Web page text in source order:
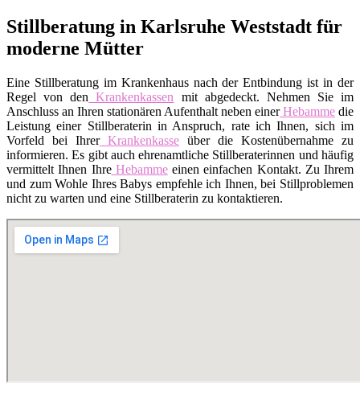
Stillberatung in Karlsruhe Weststadt für
moderne Mütter
Eine Stillberatung im Krankenhaus nach der Entbindung ist in der
Regel von den Krankenkassen mit abgedeckt. Nehmen Sie im
Anschluss an Ihren stationären Aufenthalt neben einerHebamme die
Leistung einer Stillberaterin in Anspruch, rate ich Ihnen, sich im
Vorfeld bei IhrerKrankenkasse über die Kostenübernahme zu
informieren. Es gibt auch ehrenamtliche Stillberaterinnen und häufig
vermittelt Ihnen IhreHebammeeinen einfachen Kontakt. Zu Ihrem
und zum Wohle Ihres Babys empfehle ich Ihnen, bei Stillproblemen
nicht zu warten und eine Stillberaterin zu kontaktieren.